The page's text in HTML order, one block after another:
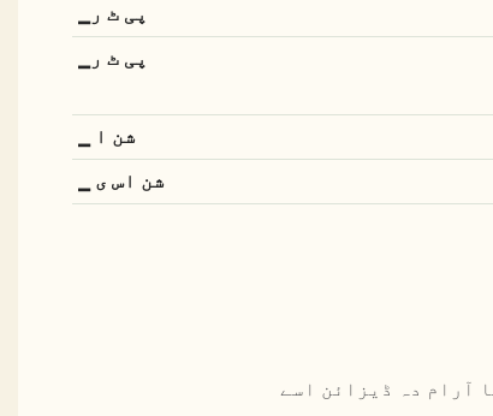
▁ شن ا
▁ شن اس ی
آرام دہ ڈیزائن اسے